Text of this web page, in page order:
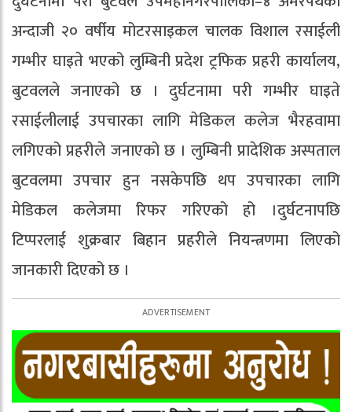
अन्दाजी २० वर्षीय मोटरसाइकल चालक विशाल रसाईली
गम्भीर घाइते भएको लुम्बिनी प्रदेश ट्रफिक प्रहरी कार्यालय,
बुटवलले जनाएको छ । दुर्घटनामा परी गम्भीर घाइते
रसाईलीलाई उपचारका लागि मेडिकल कलेज भैरहवामा
लगिएको प्रहरीले जनाएको छ । लुम्बिनी प्रादेशिक अस्पताल
बुटवलमा उपचार हुन नसकेपछि थप उपचारका लागि
मेडिकल कलेजमा रिफर गरिएको हो ।दुर्घटनापछि
टिप्परलाई शुक्रबार बिहान प्रहरीले नियन्त्रणमा लिएको
जानकारी दिएको छ ।